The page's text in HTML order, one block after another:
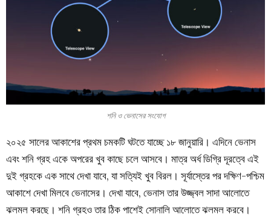
শনি ও ভেনাসের সংযোগ
২০২৫ সালের আকাশের প্রথম চমকটি ঘটতে যাচ্ছে ১৮ জানুয়ারি। এদিনে ভেনাস
এবং শনি গ্রহ একে অপরের খুব কাছে চলে আসবে। মাত্র অর্ধ ডিগ্রি দূরত্বে এই
দুই গ্রহকে এক সাথে দেখা যাবে, যা সত্যিই খুব বিরল। সূর্যাস্তের পর দক্ষিণ-পশ্চিম
আকাশে দেখা মিলবে ভেনাসের। দেখা যাবে, ভেনাস তার উজ্জ্বল সাদা আলোতে
ঝলমল করছে। শনি গ্রহও তার ঠিক পাশেই সোনালি আলোতে ঝলমল করবে।